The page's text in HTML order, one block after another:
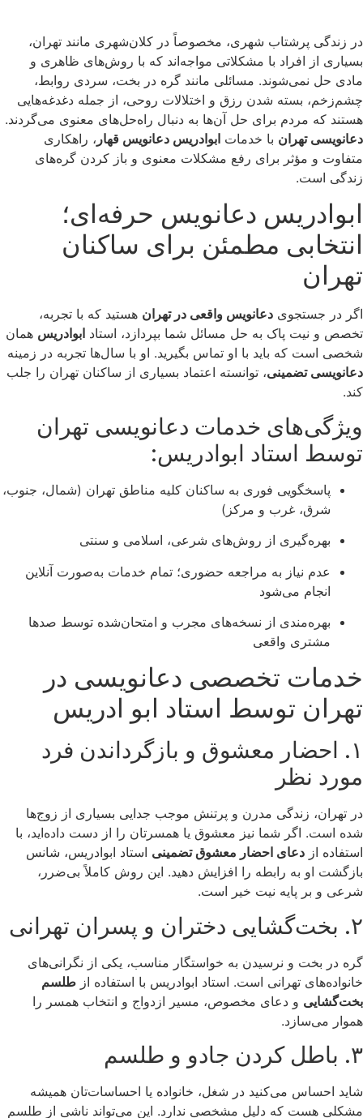
در زندگی پرشتاب شهری، مخصوصاً در کلان‌شهری مانند تهران،
بسیاری از افراد با مشکلاتی مواجه‌اند که با روش‌های ظاهری و
مادی حل نمی‌شوند. مسائلی مانند گره در بخت، سردی روابط،
چشم‌زخم، بسته شدن رزق و اختلالات روحی، از جمله دغدغه‌هایی
هستند که مردم برای حل آن‌ها به دنبال راه‌حل‌های معنوی می‌گردند.
دعانویسی تهران با خدمات ابوادریس دعانویس قهار ، راهکاری
متفاوت و مؤثر برای رفع مشکلات معنوی و باز کردن گره‌های
زندگی است.
ابوادریس دعانویس حرفه‌ای؛
انتخابی مطمئن برای ساکنان
تهران
اگر در جستجوی دعانویس واقعی در تهران هستید که با تجربه،
تخصص و نیت پاک به حل مسائل شما بپردازد، استاد ابوادریس همان
شخصی است که باید با او تماس بگیرید. او با سال‌ها تجربه در زمینه
دعانویسی تضمینی، توانسته اعتماد بسیاری از ساکنان تهران را جلب
کند.
ویژگی‌های خدمات دعانویسی تهران
توسط استاد ابوادریس:
پاسخگویی فوری به ساکنان کلیه مناطق تهران (شمال، جنوب،
شرق، غرب و مرکز)
بهره‌گیری از روش‌های شرعی، اسلامی و سنتی
عدم نیاز به مراجعه حضوری؛ تمام خدمات به‌صورت آنلاین
انجام می‌شود
بهره‌مندی از نسخه‌های مجرب و امتحان‌شده توسط صدها
مشتری واقعی
خدمات تخصصی دعانویسی در
تهران توسط استاد ابو ادریس
۱. احضار معشوق و بازگرداندن فرد
مورد نظر
در تهران، زندگی مدرن و پرتنش موجب جدایی بسیاری از زوج‌ها
شده است. اگر شما نیز معشوق یا همسرتان را از دست داده‌اید، با
استفاده از دعای احضار معشوق تضمینی استاد ابوادریس، شانس
بازگشت او به رابطه را افزایش دهید. این روش کاملاً بی‌ضرر،
شرعی و بر پایه نیت خیر است.
۲. بخت‌گشایی دختران و پسران تهرانی
گره در بخت و نرسیدن به خواستگار مناسب، یکی از نگرانی‌های
خانواده‌های تهرانی است. استاد ابوادریس با استفاده از طلسم
بخت‌گشایی و دعای مخصوص، مسیر ازدواج و انتخاب همسر را
هموار می‌سازد.
۳. باطل کردن جادو و طلسم
شاید احساس می‌کنید در شغل، خانواده یا احساسات‌تان همیشه
مشکلی هست که دلیل مشخصی ندارد. این می‌تواند ناشی از طلسم